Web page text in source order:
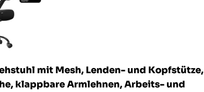
mit Mesh, Lenden- und Kopfstütze,
klappbare Armlehnen, Arbeits- und